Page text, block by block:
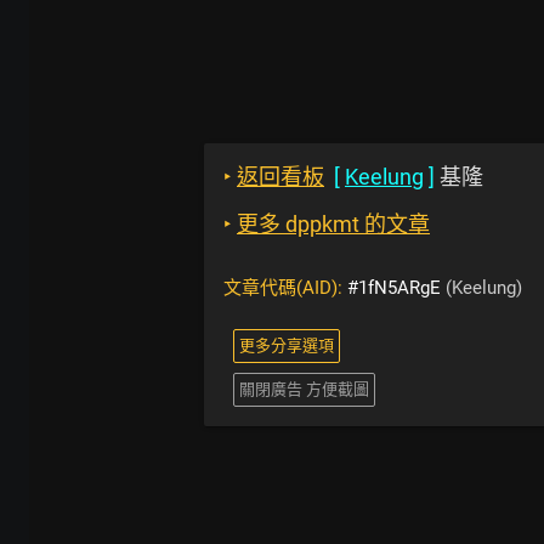
‣ 返回看板 [ Keelung ] 基隆
‣ 更多 dppkmt 的文章
文章代碼(AID): #1fN5ARgE (Keelung)
更多分享選項
關閉廣告 方便截圖